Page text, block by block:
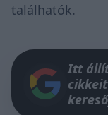
találhatók.
Itt